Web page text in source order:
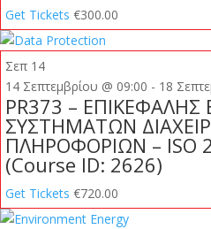
Get Tickets €300.00
Σεπ 14
14 Σεπτεμβρίου @ 09:00 - 18
PR373 –
ΣΥΣΤΗΜΑΤΩΝ
ΠΛΗΡΟΦΟΡΙΩΝ – ISO
(Course ID: 2626)
Get Tickets €720.00